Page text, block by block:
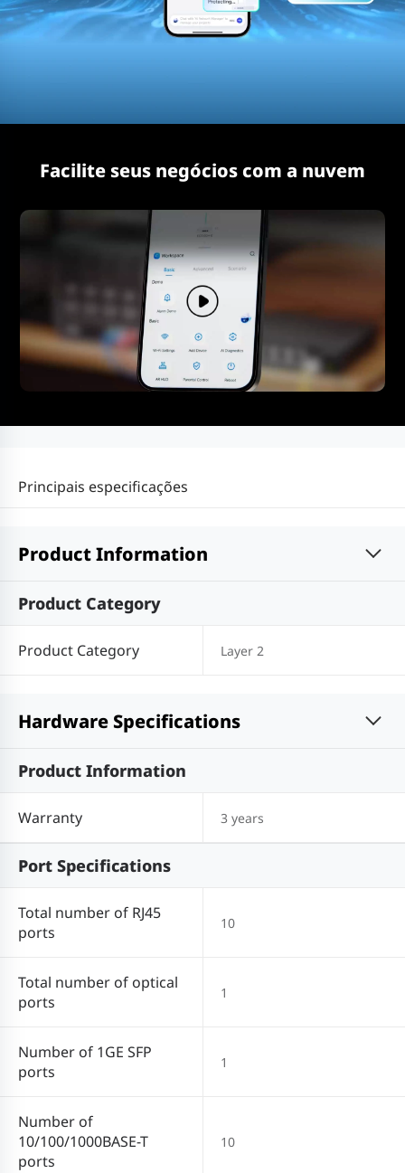
Facilite seus negócios com a nuvem
Principais especificações
Product Information
Product Category
Product Category Layer 2
Hardware Specifications
Product Information
Warranty 3 years
Port Specifications
Total number of RJ45
ports
10
Total number of optical
ports
1
Number of 1GE SFP
ports
1
Number of
10/100/1000BASE-T
ports
10